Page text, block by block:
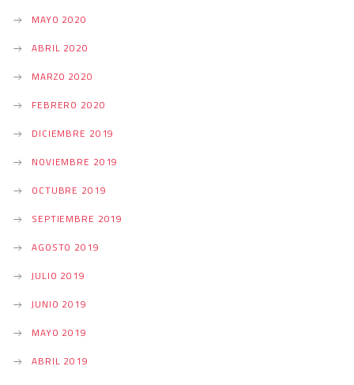
MAYO 2020
ABRIL 2020
MARZO 2020
FEBRERO 2020
DICIEMBRE 2019
NOVIEMBRE 2019
OCTUBRE 2019
SEPTIEMBRE 2019
AGOSTO 2019
JULIO 2019
JUNIO 2019
MAYO 2019
ABRIL 2019